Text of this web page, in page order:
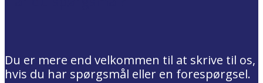
Du er mere end velkommen til at skrive til os,
hvis du har spørgsmål eller en forespørgsel.